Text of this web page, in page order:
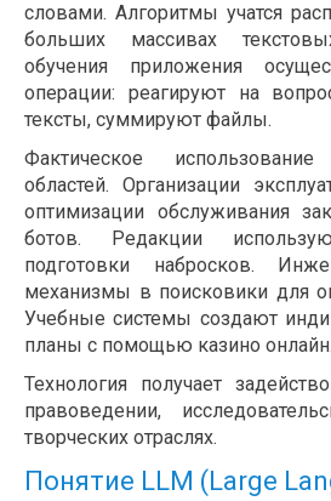
словами. Алгоритмы учатся
больших массивах
обучения приложения
операции: реагируют на
тексты, суммируют файлы.
Фактическое
областей. Организации
оптимизации обслуживания
ботов. Редакции
подготовки набросков.
механизмы в поисковики для
Учебные системы создают
планы с помощью казино онлайн.
Технология получает
правоведении,
творческих отраслях.
Понятие LLM (Large